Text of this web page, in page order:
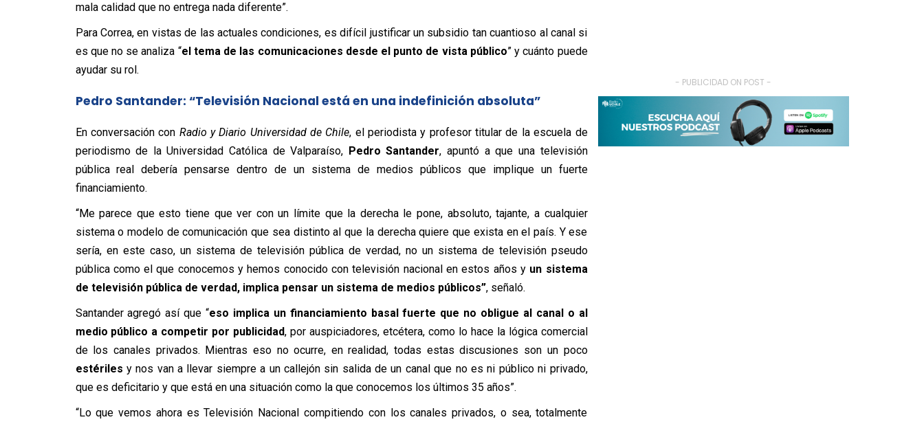
mala calidad que no entrega nada diferente”.
Para Correa, en vistas de las actuales condiciones, es difícil justificar un subsidio tan cuantioso al canal si
es que no se analiza “el tema de las comunicaciones desde el punto de vista público” y cuánto puede
ayudar su rol.
Pedro Santander: “Televisión Nacional está en una indefinición absoluta”
En conversación con Radio y Diario Universidad de Chile, el periodista y profesor titular de la escuela de
periodismo de la Universidad Católica de Valparaíso, Pedro Santander, apuntó a que una televisión
pública real debería pensarse dentro de un sistema de medios públicos que implique un fuerte
financiamiento.
“Me parece que esto tiene que ver con un límite que la derecha le pone, absoluto, tajante, a cualquier
sistema o modelo de comunicación que sea distinto al que la derecha quiere que exista en el país. Y ese
sería, en este caso, un sistema de televisión pública de verdad, no un sistema de televisión pseudo
pública como el que conocemos y hemos conocido con televisión nacional en estos años y un sistema
de televisión pública de verdad, implica pensar un sistema de medios públicos”, señaló.
Santander agregó así que “eso implica un financiamiento basal fuerte que no obligue al canal o al
medio público a competir por publicidad, por auspiciadores, etcétera, como lo hace la lógica comercial
de los canales privados. Mientras eso no ocurre, en realidad, todas estas discusiones son un poco
estériles y nos van a llevar siempre a un callejón sin salida de un canal que no es ni público ni privado,
que es deficitario y que está en una situación como la que conocemos los últimos 35 años”.
“Lo que vemos ahora es Televisión Nacional compitiendo con los canales privados, o sea, totalmente
- PUBLICIDAD ON POST -